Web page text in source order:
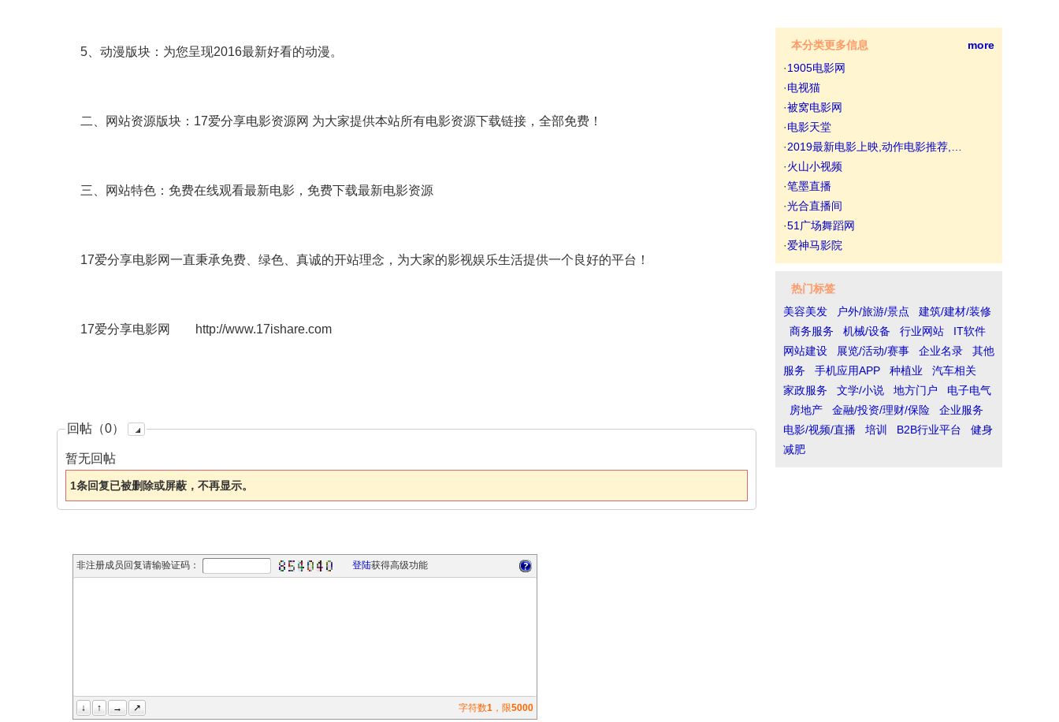
5、动漫版块：为您呈现2016最新好看的动漫。
二、网站资源版块：17爱分享电影资源网 为大家提供本站所有电影资源下载链接，全部免费！
三、网站特色：免费在线观看最新电影，免费下载最新电影资源
17爱分享电影网一直秉承免费、绿色、真诚的开站理念，为大家的影视娱乐生活提供一个良好的平台！
17爱分享电影网 http://www.17ishare.com
回帖（0）
暂无回帖
1条回复已被删除或屏蔽，不再显示。
非注册成员回复请输验证码： 登陆获得高级功能
字符数1 ，限5000
↓ ↑ → ↗
more
本分类更多信息
·1905电影网
·电视猫
·被窝电影网
·电影天堂
·2019最新电影上映,动作电影推荐,…
·火山小视频
·笔墨直播
·光合直播间
·51广场舞蹈网
·爱神马影院
热门标签
美容美发
户外/旅游/景点
建筑/建材/装修
商务服务
机械/设备 行业网站
IT软件
网站建设
展览/活动/赛事 企业名录
其他
服务
手机应用APP 种植业
汽车相关
家政服务
文学/小说 地方门户
电子电气
房地产
金融/投资/理财/保险
企业服务
电影/视频/直播
培训 B2B行业平台
健身
减肥